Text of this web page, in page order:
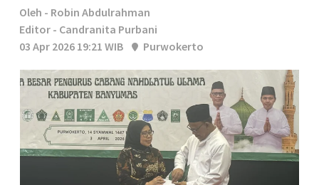
Oleh - Robin Abdulrahman
Editor - Candranita Purbani
03 Apr 2026 19:21 WIB
Purwokerto